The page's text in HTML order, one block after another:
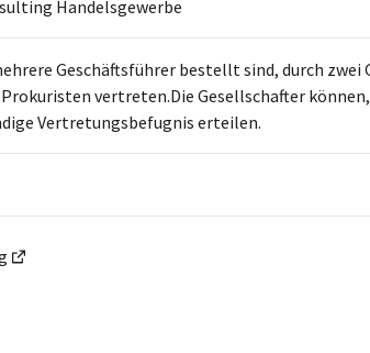
Handelsgewerbe
Geschäftsführer bestellt sind, durch
vertreten.Die Gesellschafter
Vertretungsbefugnis erteilen.